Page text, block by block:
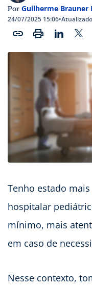
Por Guilherme Brauner
24/07/2025 15:06•
Tenho estado
hospitalar
mínimo, mais
em caso de
Nesse contexto,